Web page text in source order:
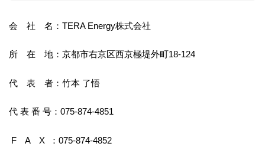
会 社 名：TERA Energy株式会社
所 在 地：京都市右京区西京極堤外町18-124
代 表 者：竹本 了悟
代 表 番 号：075-874-4851
F A X ：075-874-4852